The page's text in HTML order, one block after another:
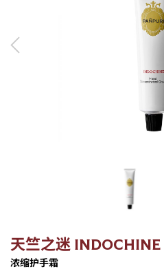
天竺之迷 INDOCHINE
浓缩护手霜